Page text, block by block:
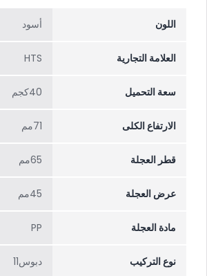
اللون أسود
العلامة التجارية HTS
سعة التحميل 40كجم
الارتفاع الکلی 71مم
قطر العجلة 65مم
عرض العجلة 45مم
مادة العجلة PP
نوع التركيب دبوس11